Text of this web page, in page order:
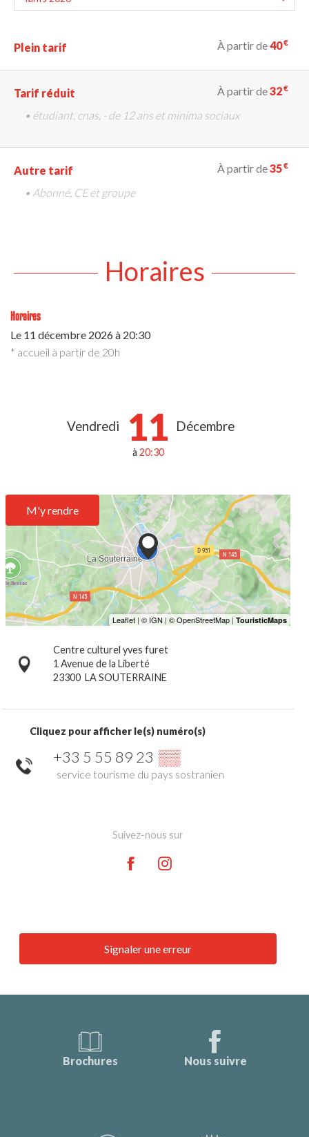
Plein tarif À partir de40€
Tarif réduit À partir de32€
• étudiant, cnas, - de 12 ans et minima sociaux
Autre tarif À partir de35€
• Abonné, CE et groupe
Horaires
Horaires
Le 11 décembre 2026à 20:30
* accueil à partir de 20h
Vendredi 11 Décembre
à 20:30
M'y rendre
Centre culturel yves furet
1 Avenue de la Liberté
23300 LA SOUTERRAINE
Cliquez pour afficher le(s) numéro(s)
+33 5 55 89 23 ▒▒
service tourisme du pays sostranien
Suivez-nous sur
Signaler une erreur
Brochures Nous suivre